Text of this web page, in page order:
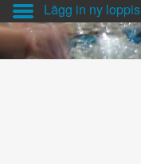
Lägg in ny loppis